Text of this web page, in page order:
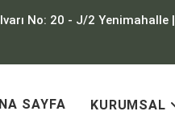
No: 20 - J/2 Yenimahalle |
SAYFA KURUMSAL